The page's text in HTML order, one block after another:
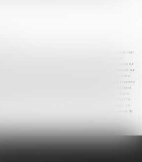
modifiée relative à l'informatique, aux fichiers et aux libertés, et au règlement
la Protection des Données (RGPD), vous disposez d'un droit d'accès, de
qui vous concernent. « Article L 223-2 du code de la consommation : " Lorsqu'un
consommateur des données téléphoniques, il l'informe de son droit à s'inscrire sur
Lorsque ce recueil se fait à l'occasion de la conclusion d'un contrat, le contrat
l'existence de ce droit pour le consommateur. " Les informations communiquées
de Justice de l'Étude MODELE ALTO. Ces informations ne font l'objet
de la prestation. Il est rappelé que le consommateur peut user de son droit à
téléphonique bloctel : bloctel.gouv.fr Conformément à l'article 27 de la loi n°78-
d'un droit d'accès et de rectification des données vous concernant. Ce
à l'Étude MODELE ALTO Commissaires de Justice Associés 194 avenue de